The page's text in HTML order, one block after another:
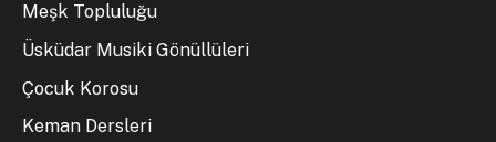
Meşk Topluluğu
Üsküdar Musiki Gönüllüleri
Çocuk Korosu
Keman Dersleri